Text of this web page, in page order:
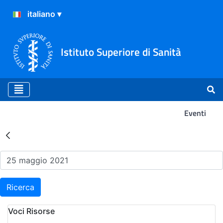
Istituto Superiore di Sanità
Eventi
Risultati della Ricerca -
Ricerca
Voci Risorse